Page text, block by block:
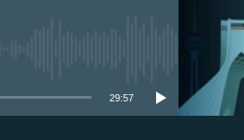
29:57